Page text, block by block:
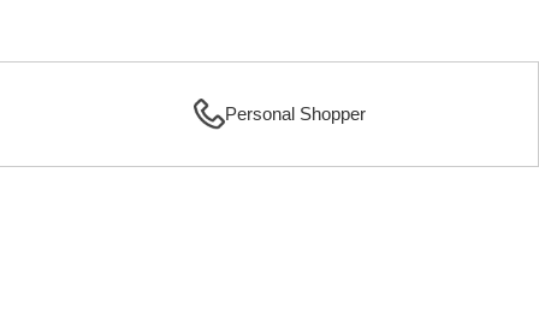
Personal Shopper